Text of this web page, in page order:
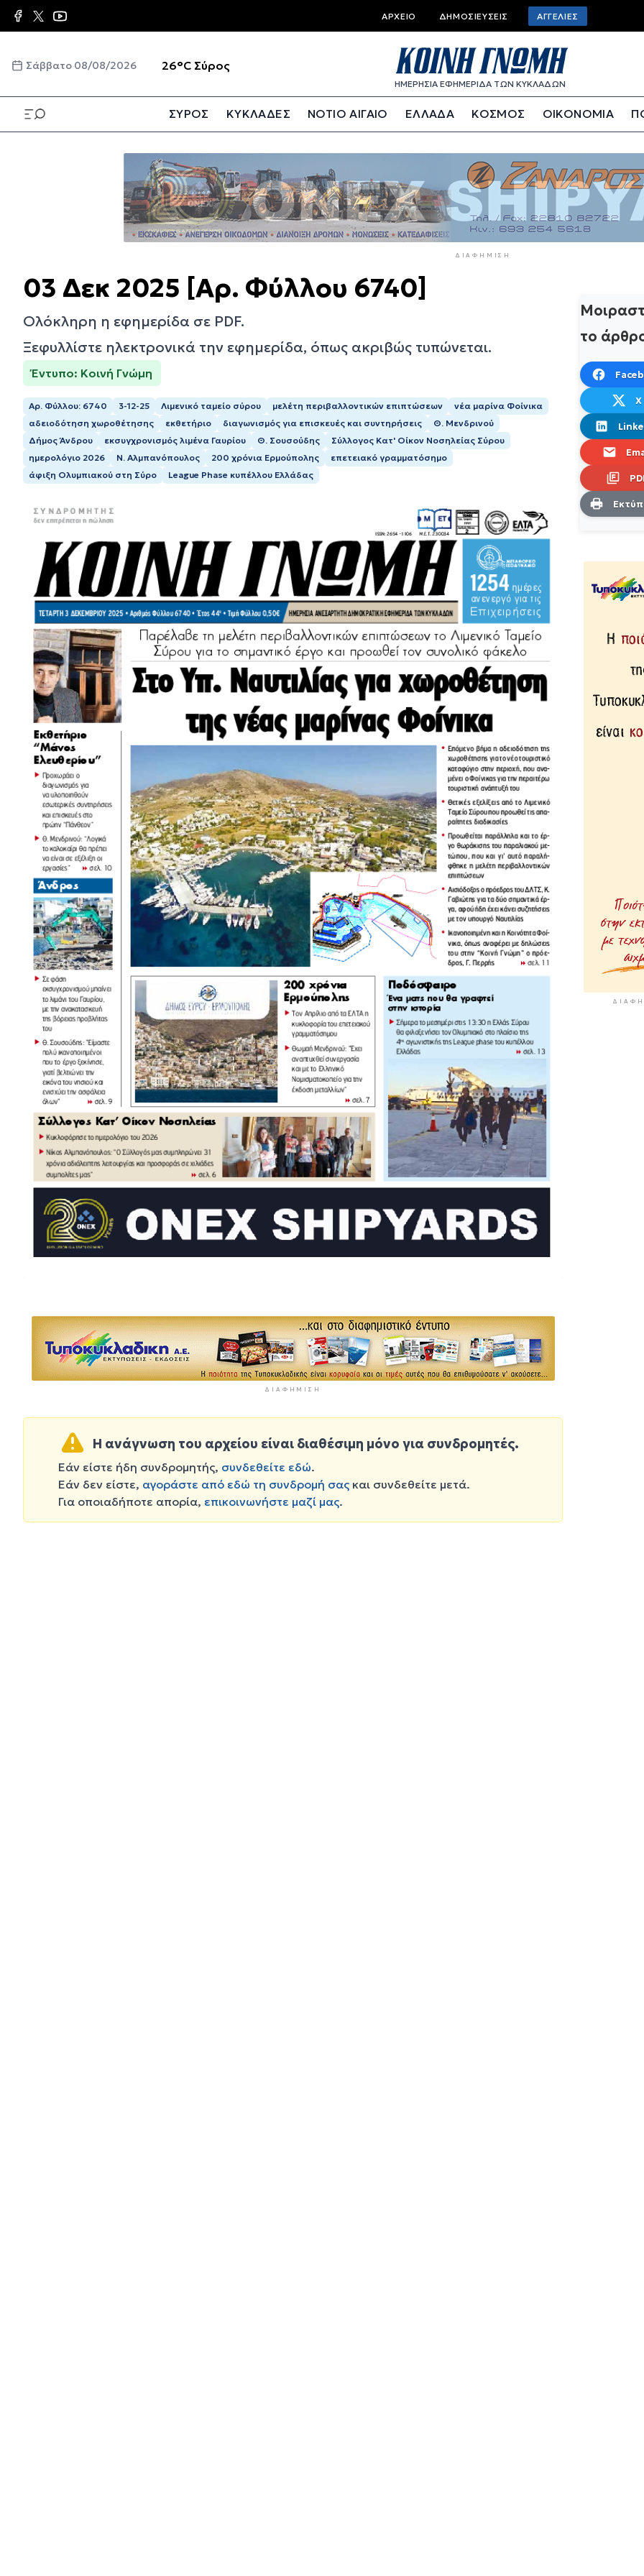
Παράκαμψη
προς
κυρίως
Top
bar
menu
ΑΡΧΕΊΟ ΔΗΜΟΣΙΕΎΣΕΙΣ ΑΓΓΕΛΊΕΣ
Σάββατο 08/08/2026 26°C Σύρος
ΗΜΕΡΗΣΙΑ ΕΦΗΜΕΡΙΔΑ ΤΩΝ ΚΥΚΛΑΔΩΝ
ΣΥΡΟΣ ΚΥΚΛΑΔΕΣ ΝΟΤΙΟ ΑΙΓΑΙΟ ΕΛΛΑΔΑ ΚΟΣΜΟΣ ΟΙΚΟΝΟΜΙΑ
ΔΙΑΦΉΜΙΣΗ
03 Δεκ 2025 [Αρ. Φύλλου 6740]
Ολόκληρη η εφημερίδα σε PDF.
Ξεφυλλίστε ηλεκτρονικά την εφημερίδα, όπως ακριβώς τυπώνεται.
Έντυπο: Κοινή Γνώμη
Αρ. Φύλλου: 6740 3-12-25 Λιμενικό ταμείο σύρου μελέτη περιβαλλοντικών επιπτώσεων
νέα μαρίνα Φοίνικα
αδειοδότηση χωροθέτησης
εκθετήριο διαγωνισμός για επισκευές και συντηρήσεις
Θ. Μενδρινού
Δήμος Άνδρου
εκσυγχρονισμός λιμένα Γαυρίου Θ. Σουσούδης
Σύλλογος Κατ' Οίκον Νοσηλείας Σύρου
ημερολόγιο 2026
Ν. Αλμπανόπουλος 200 χρόνια Ερμούπολης
επετειακό γραμματόσημο
άφιξη Ολυμπιακού στη Σύρο
League Phase κυπέλλου Ελλάδας
ΔΙΑΦΉΜΙΣΗ
Η ανάγνωση του αρχείου είναι διαθέσιμη μόνο για συνδρομητές.
Εάν είστε ήδη συνδρομητής, συνδεθείτε εδώ.
Εάν δεν είστε, αγοράστε από εδώ τη συνδρομή σας και συνδεθείτε μετά.
Για οποιαδήποτε απορία, επικοινωνήστε μαζί μας.
το
X